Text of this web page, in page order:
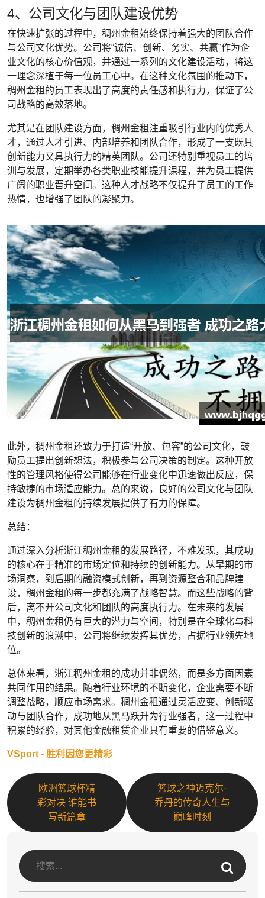
4、公司文化与团队建设优势
在快速扩张的过程中，稠州金租始终保持着强大的团队合作
与公司文化优势。公司将“诚信、创新、务实、共赢”作为企
业文化的核心价值观，并通过一系列的文化建设活动，将这
一理念深植于每一位员工心中。在这种文化氛围的推动下，
稠州金租的员工表现出了高度的责任感和执行力，保证了公
司战略的高效落地。
尤其是在团队建设方面，稠州金租注重吸引行业内的优秀人
才，通过人才引进、内部培养和团队合作，形成了一支既具
创新能力又具执行力的精英团队。公司还特别重视员工的培
训与发展，定期举办各类职业技能提升课程，并为员工提供
广阔的职业晋升空间。这种人才战略不仅提升了员工的工作
热情，也增强了团队的凝聚力。
此外，稠州金租还致力于打造“开放、包容”的公司文化，鼓
励员工提出创新想法，积极参与公司决策的制定。这种开放
性的管理风格使得公司能够在行业变化中迅速做出反应，保
持敏捷的市场适应能力。总的来说，良好的公司文化与团队
建设为稠州金租的持续发展提供了有力的保障。
总结：
通过深入分析浙江稠州金租的发展路径，不难发现，其成功
的核心在于精准的市场定位和持续的创新能力。从早期的市
场洞察，到后期的融资模式创新，再到资源整合和品牌建
设，稠州金租的每一步都充满了战略智慧。而这些战略的背
后，离不开公司文化和团队的高度执行力。在未来的发展
中，稠州金租仍有巨大的潜力与空间，特别是在全球化与科
技创新的浪潮中，公司将继续发挥其优势，占据行业领先地
位。
总体来看，浙江稠州金租的成功并非偶然，而是多方面因素
共同作用的结果。随着行业环境的不断变化，企业需要不断
调整战略，顺应市场需求。稠州金租通过灵活应变、创新驱
动与团队合作，成功地从黑马跃升为行业强者，这一过程中
积累的经验，对其他金融租赁企业具有重要的借鉴意义。
VSport - 胜利因您更精彩
欧洲篮球杯精
彩对决 谁能书
写新篇章
篮球之神迈克尔·
乔丹的传奇人生与
巅峰时刻